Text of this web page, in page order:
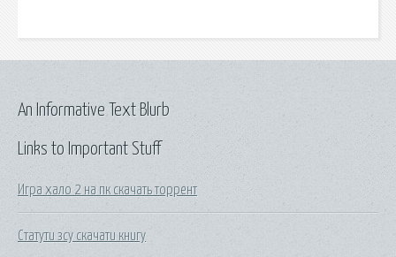
Links to Important Stuff
Игра хало 2 на пк скачать торрент
Статути зсу скачати книгу
An Informative Text Blurb